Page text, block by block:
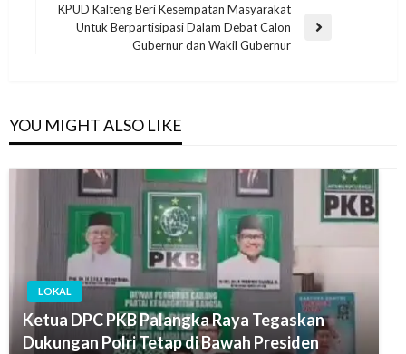
KPUD Kalteng Beri Kesempatan Masyarakat
Untuk Berpartisipasi Dalam Debat Calon
Gubernur dan Wakil Gubernur
YOU MIGHT ALSO LIKE
LOKAL
Ketua DPC PKB Palangka Raya Tegaskan
Dukungan Polri Tetap di Bawah Presiden